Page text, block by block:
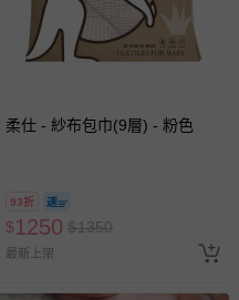
柔仕 - 紗布包巾(9層) - 粉色
93折
$1250 $1350
最新上架